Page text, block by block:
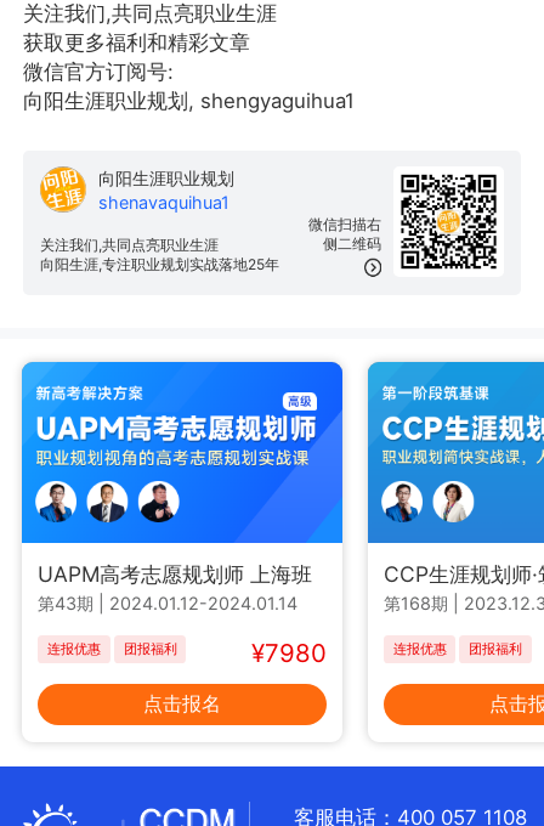
关注我们,共同点亮职业生涯
获取更多福利和精彩文章
微信官方订阅号:
向阳生涯职业规划, shengyaguihua1
微信扫描右
侧二维码
向阳生涯职业规划
shenavaquihua1
关注我们,共同点亮职业生涯
向阳生涯,专注职业规划实战落地25年
UAPM高考志愿规划师 上海班
第43期 2024.01.12-2024.01.14
连报优惠 团报福利 ¥7980
点击报名
CCP生涯规划师
第168期
连报优惠 团报福利
点击
客服电话：400 057 1108